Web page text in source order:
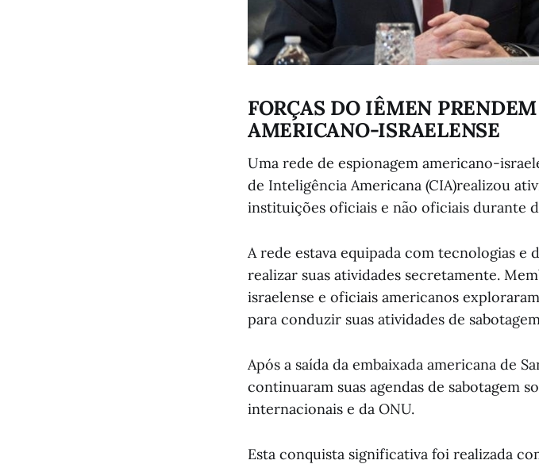
FORÇAS DO IÊMEN
AMERICANO-ISRAELENSE
Uma rede de espionagem americano-
de Inteligência Americana (CIA)realizou
instituições oficiais e não oficiais durante
A rede estava equipada com tecnologias e
realizar suas atividades secretamente.
israelense e oficiais americanos
para conduzir suas atividades de
Após a saída da embaixada americana de
continuaram suas agendas de sabotagem
internacionais e da ONU.
Esta conquista significativa foi realizada